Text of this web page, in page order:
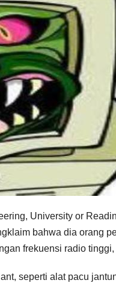
University or
bahwa dia orang
frekuensi radio
seperti alat pacu